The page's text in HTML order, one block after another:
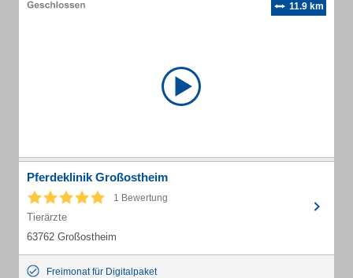
11.9 km
Pferdeklinik Großostheim
1 Bewertung
Tierärzte
63762 Großostheim
Freimonat für Digitalpaket